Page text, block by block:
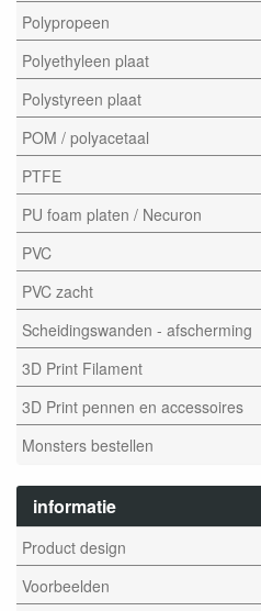
Polypropeen
Polyethyleen plaat
Polystyreen plaat
POM / polyacetaal
PTFE
PU foam platen / Necuron
PVC
PVC zacht
Scheidingswanden - afscherming
3D Print Filament
3D Print pennen en accessoires
Monsters bestellen
informatie
Product design
Voorbeelden